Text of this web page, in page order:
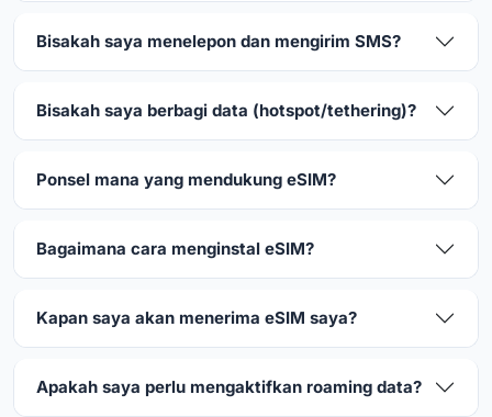
Bisakah saya menelepon dan mengirim SMS?
Bisakah saya berbagi data (hotspot/tethering)?
Ponsel mana yang mendukung eSIM?
Bagaimana cara menginstal eSIM?
Kapan saya akan menerima eSIM saya?
Apakah saya perlu mengaktifkan roaming data?